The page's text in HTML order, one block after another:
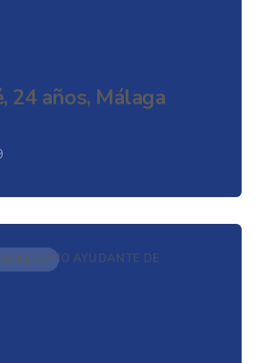
24 años, Málaga
COMO AYUDANTE DE